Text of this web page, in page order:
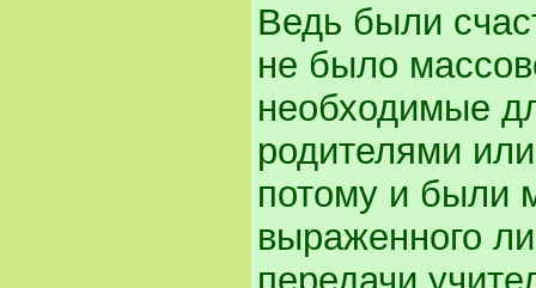
Ведь были
не было
необходимые
родителями
потому и были
выраженного